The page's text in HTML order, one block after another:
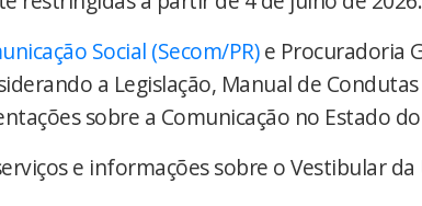
Social (Secom/PR)e Procuradoria
a Legislação, Manual de
sobre a Comunicação no Estado
e informações sobre o Vestibular da